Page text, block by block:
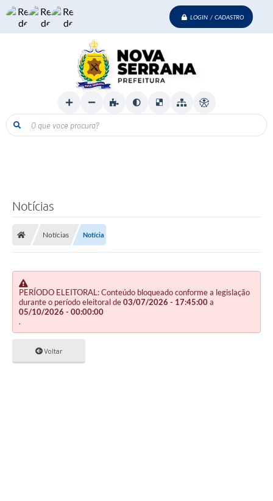
LOGIN / CADASTRO
O que voce procura?
Notícias
Notícias Notícia
PERÍODO ELEITORAL: Conteúdo bloqueado conforme a legislação
durante o período eleitoral de03/07/2026 - 17:45:00a
05/10/2026 - 00:00:00
.
Voltar